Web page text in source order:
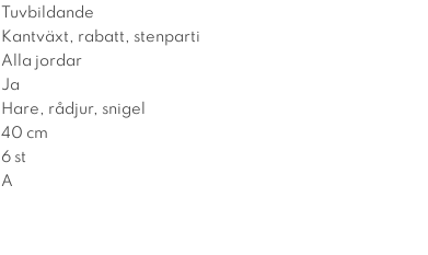
Tuvbildande
Kantväxt, rabatt, stenparti
Alla jordar
Ja
Hare, rådjur, snigel
40 cm
6 st
A